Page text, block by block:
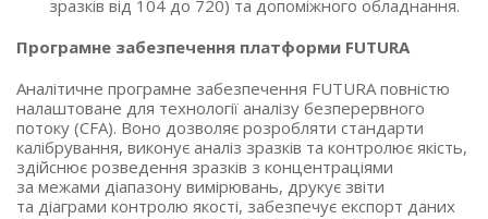
зразків від 104 до 720) та допоміжного обладнання.
Програмне забезпечення платформи FUTURA
Аналітичне програмне забезпечення FUTURA повністю
налаштоване для технології аналізу безперервного
потоку (CFA). Воно дозволяє розробляти стандарти
калібрування, виконує аналіз зразків та контролює якість,
здійснює розведення зразків з концентраціями
за межами діапазону вимірювань, друкує звіти
та діаграми контролю якості, забезпечує експорт даних